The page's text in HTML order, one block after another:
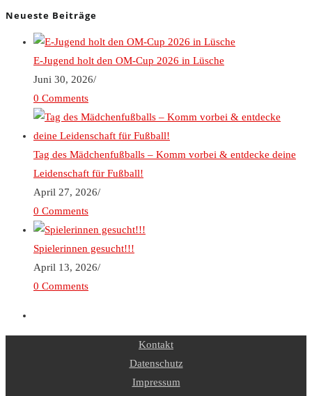
Neueste Beiträge
E-Jugend holt den OM-Cup 2026 in Lüsche
Juni 30, 2026/
0 Comments
Tag des Mädchenfußballs – Komm vorbei & entdecke deine
Leidenschaft für Fußball!
April 27, 2026/
0 Comments
Spielerinnen gesucht!!!
April 13, 2026/
0 Comments
Kontakt
Datenschutz
Impressum